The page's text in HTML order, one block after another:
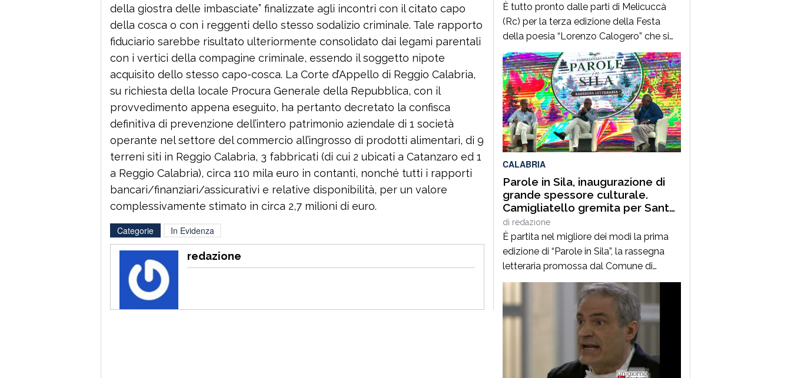
della giostra delle imbasciate” finalizzate agli incontri con il citato capo
della cosca o con i reggenti dello stesso sodalizio criminale. Tale rapporto
fiduciario sarebbe risultato ulteriormente consolidato dai legami parentali
con i vertici della compagine criminale, essendo il soggetto nipote
acquisito dello stesso capo-cosca. La Corte d’Appello di Reggio Calabria,
su richiesta della locale Procura Generale della Repubblica, con il
provvedimento appena eseguito, ha pertanto decretato la confisca
definitiva di prevenzione dell’intero patrimonio aziendale di 1 società
operante nel settore del commercio all’ingrosso di prodotti alimentari, di 9
terreni siti in Reggio Calabria, 3 fabbricati (di cui 2 ubicati a Catanzaro ed 1
a Reggio Calabria), circa 110 mila euro in contanti, nonché tutti i rapporti
bancari/finanziari/assicurativi e relative disponibilità, per un valore
complessivamente stimato in circa 2,7 milioni di euro.
Categorie In Evidenza
redazione
È tutto pronto dalle parti di Melicuccà
(Rc) per la terza edizione della Festa
della poesia “Lorenzo Calogero” che si
terrà dal 6 all’11 agosto. Dopo il successo
delle prime due edizioni, nel 2024 e nel
2025, che hanno portato nell’entroterra
calabrese autorevoli protagonisti della
cultura italiana e internazionale, anche
per quest’annoLYRIKS – Laboratorio
Interdisciplinare […]
CALABRIA
Parole in Sila, inaugurazione di
grande spessore culturale.
Camigliatello gremita per Santo
Gioffrè e il Procuratore Aggiunto
Stefano Musolino
di redazione
È partita nel migliore dei modi la prima
edizione di “Parole in Sila”, la rassegna
letteraria promossa dal Comune di
Spezzano della Sila e diretta dal
giornalista Pasquale Motta, che fino al 19
agosto porterà a Camigliatello Silano
alcuni tra i più autorevoli protagonisti del
panorama culturale e istituzionale
italiano. Nella splendida cornice di Piazza